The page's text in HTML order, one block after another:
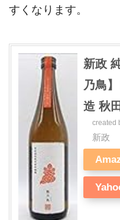
すくなります。
新政
乃鳥
造 秋
created
新政